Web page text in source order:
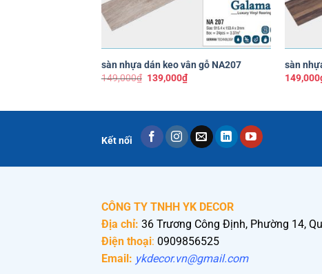
sàn nhựa dán keo vân gỗ NA207
149,000₫ Giá
139,000₫Giá
sàn
149,000
Kết nối
CÔNG TY TNHH YK DECOR
Địa chỉ: 36 Trương Công Định, Phường 14,
Điện thoại: 0909856525
Email: ykdecor.vn@gmail.com